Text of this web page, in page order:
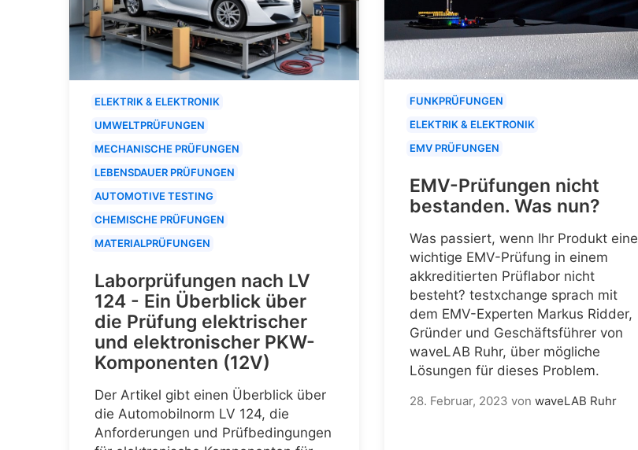
ELEKTRIK & ELEKTRONIK
UMWELTPRÜFUNGEN
MECHANISCHE PRÜFUNGEN
LEBENSDAUER PRÜFUNGEN
AUTOMOTIVE TESTING
CHEMISCHE PRÜFUNGEN
MATERIALPRÜFUNGEN
Laborprüfungen nach LV
124 - Ein Überblick über
die Prüfung elektrischer
und elektronischer PKW-
Komponenten (12V)
Der Artikel gibt einen Überblick über
die Automobilnorm LV 124, die
Anforderungen und Prüfbedingungen
FUNKPRÜFUNGEN
ELEKTRIK & ELEKTRONIK
EMV PRÜFUNGEN
EMV-Prüfungen nicht
bestanden. Was nun?
Was passiert, wenn Ihr Produkt eine
wichtige EMV-Prüfung in einem
akkreditierten Prüflabor nicht
besteht? testxchange sprach mit
dem EMV-Experten Markus Ridder,
Gründer und Geschäftsführer von
waveLAB Ruhr, über mögliche
Lösungen für dieses Problem.
28. Februar, 2023 von waveLAB Ruhr